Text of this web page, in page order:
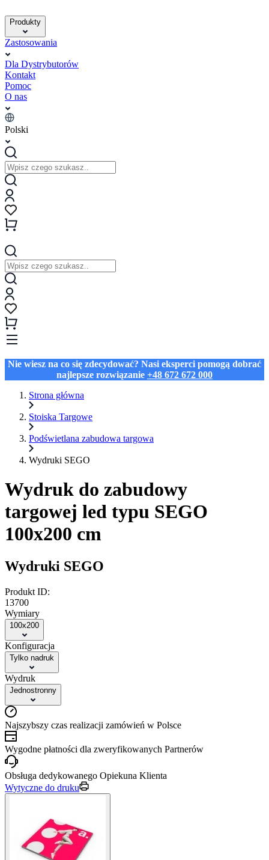
Produkty
Zastosowania
Dla Dystrybutorów
Kontakt
Pomoc
O nas
Polski
Nie wiesz na co się zdecydować? Nasi eksperci pomogą dobrać
najlepsze rozwiązanie +48 672 672 000
Strona główna
Stoiska Targowe
Podświetlana zabudowa targowa
Wydruki SEGO
Wydruk do zabudowy
targowej led typu SEGO
100x200 cm
Wydruki SEGO
Produkt ID:
13700
Wymiary
100x200
Konfiguracja
Tylko nadruk
Wydruk
Jednostronny
Najszybszy czas realizacji zamówień w Polsce
Wygodne płatności dla zweryfikowanych Partnerów
Obsługa dedykowanego Opiekuna Klienta
Wytyczne do druku